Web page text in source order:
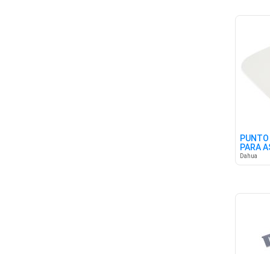
PUNTO
PARA
Dahua